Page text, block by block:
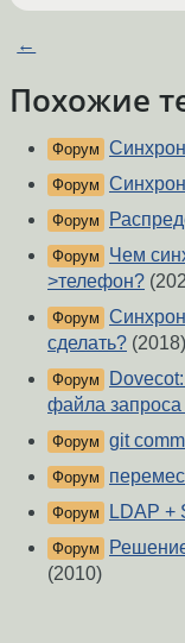
←
Похожие
Форум
Форум
Форум
Форум
Чем
>телефон?
Форум
сделать? (2018)
Форум
файла запроса
Форум git
Форум
Форум LDAP +
Форум
(2010)